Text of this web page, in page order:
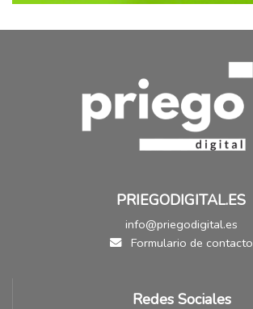
PRIEGODIGITAL.ES
info@priegodigital.es
Formulario de contacto
Redes Sociales